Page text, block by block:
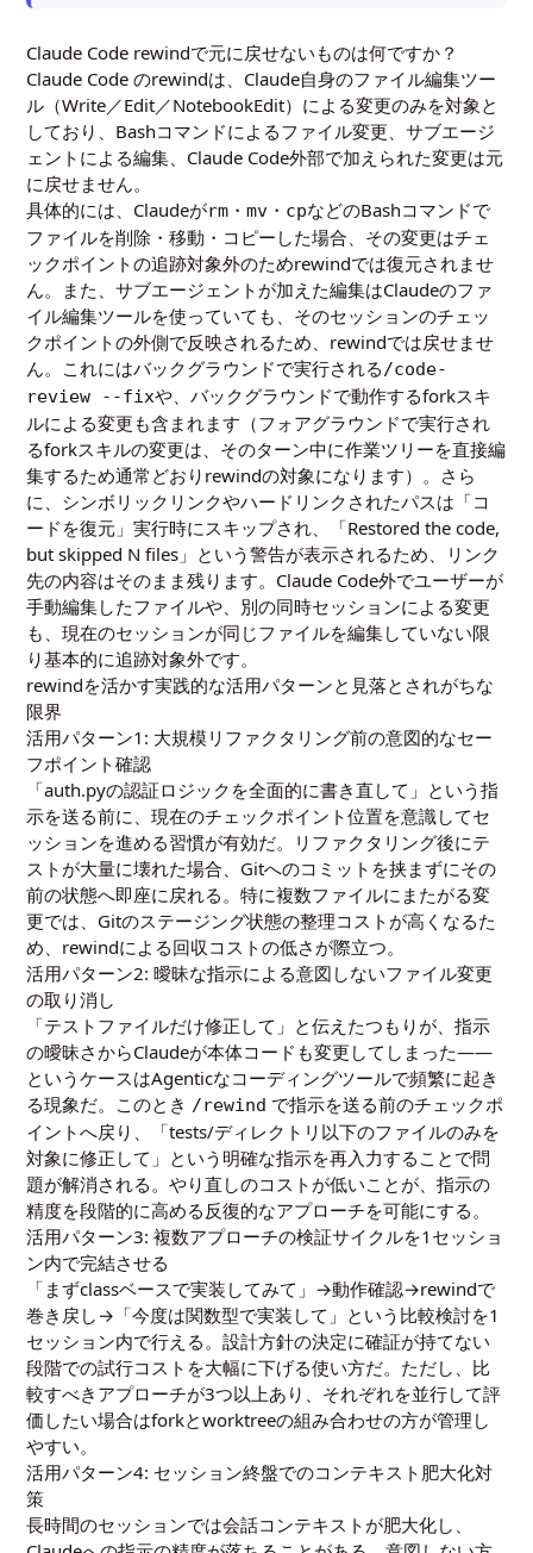
Claude Code rewindで元に戻せないものは何ですか？
Claude Code のrewindは、Claude自身のファイル編集ツー
ル（Write／Edit／NotebookEdit）による変更のみを対象と
しており、Bashコマンドによるファイル変更、サブエージ
ェントによる編集、Claude Code外部で加えられた変更は元
に戻せません。
具体的には、Claudeがrm ・mv ・ cpなどのBashコマンドで
ファイルを削除・移動・コピーした場合、その変更はチェ
ックポイントの追跡対象外のためrewindでは復元されませ
ん。また、サブエージェントが加えた編集はClaudeのファ
イル編集ツールを使っていても、そのセッションのチェッ
クポイントの外側で反映されるため、rewindでは戻せませ
ん。これにはバックグラウンドで実行される/code-
review --fixや、バックグラウンドで動作するforkスキ
ルによる変更も含まれます（フォアグラウンドで実行され
るforkスキルの変更は、そのターン中に作業ツリーを直接編
集するため通常どおりrewindの対象になります）。さら
に、シンボリックリンクやハードリンクされたパスは「コ
ードを復元」実行時にスキップされ、「Restored the code,
but skipped N files」という警告が表示されるため、リンク
先の内容はそのまま残ります。Claude Code外でユーザーが
手動編集したファイルや、別の同時セッションによる変更
も、現在のセッションが同じファイルを編集していない限
り基本的に追跡対象外です。
rewindを活かす実践的な活用パターンと見落とされがちな
限界
活用パターン1: 大規模リファクタリング前の意図的なセー
フポイント確認
「auth.pyの認証ロジックを全面的に書き直して」という指
示を送る前に、現在のチェックポイント位置を意識してセ
ッションを進める習慣が有効だ。リファクタリング後にテ
ストが大量に壊れた場合、Gitへのコミットを挟まずにその
前の状態へ即座に戻れる。特に複数ファイルにまたがる変
更では、Gitのステージング状態の整理コストが高くなるた
め、rewindによる回収コストの低さが際立つ。
活用パターン2: 曖昧な指示による意図しないファイル変更
の取り消し
「テストファイルだけ修正して」と伝えたつもりが、指示
の曖昧さからClaudeが本体コードも変更してしまった――
というケースはAgenticなコーディングツールで頻繁に起き
る現象だ。このとき /rewind で指示を送る前のチェックポ
イントへ戻り、「tests/ディレクトリ以下のファイルのみを
対象に修正して」という明確な指示を再入力することで問
題が解消される。やり直しのコストが低いことが、指示の
精度を段階的に高める反復的なアプローチを可能にする。
活用パターン3: 複数アプローチの検証サイクルを1セッショ
ン内で完結させる
「まずclassベースで実装してみて」→動作確認→rewindで
巻き戻し→「今度は関数型で実装して」という比較検討を1
セッション内で行える。設計方針の決定に確証が持てない
段階での試行コストを大幅に下げる使い方だ。ただし、比
較すべきアプローチが3つ以上あり、それぞれを並行して評
価したい場合はforkとworktreeの組み合わせの方が管理し
やすい。
活用パターン4: セッション終盤でのコンテキスト肥大化対
策
長時間のセッションでは会話コンテキストが肥大化し、